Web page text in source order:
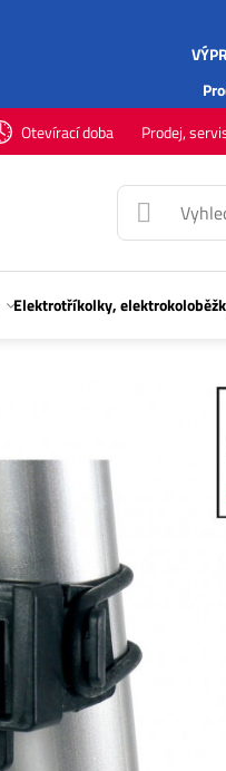
Otevírací doba Prodej,
Elektrotříkolky,